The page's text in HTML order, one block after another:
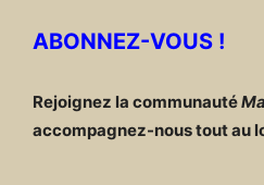
ABONNEZ-VOUS !
Rejoignez la communauté
accompagnez-nous tout au